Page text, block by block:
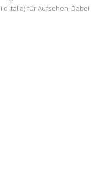
d Italia) für Aufsehen. Dabei